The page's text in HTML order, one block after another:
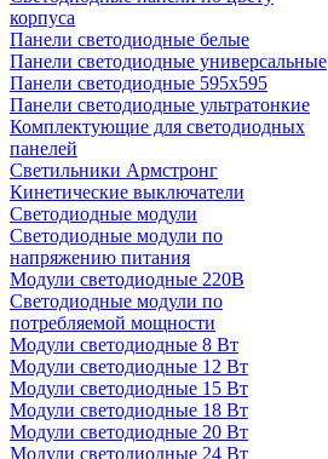
корпуса
Панели светодиодные белые
Панели светодиодные универсальные
Панели светодиодные 595х595
Панели светодиодные ультратонкие
Комплектующие для светодиодных
панелей
Светильники Армстронг
Кинетические выключатели
Светодиодные модули
Светодиодные модули по
напряжению питания
Модули светодиодные 220В
Светодиодные модули по
потребляемой мощности
Модули светодиодные 8 Вт
Модули светодиодные 12 Вт
Модули светодиодные 15 Вт
Модули светодиодные 18 Вт
Модули светодиодные 20 Вт
Модули светодиодные 24 Вт